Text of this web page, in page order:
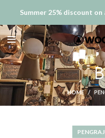
HOME
Summer 25% discount